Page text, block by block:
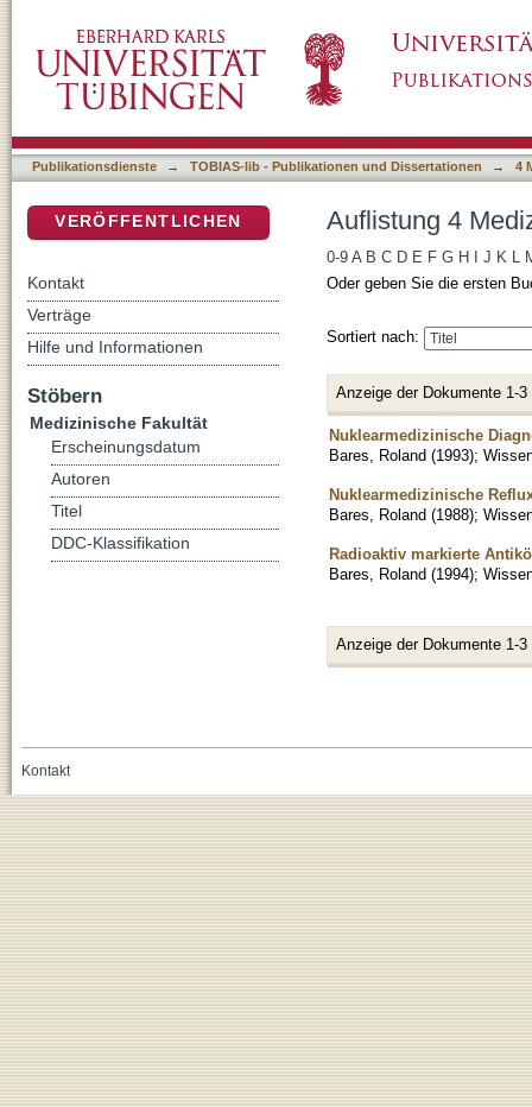
Publikationsdienste → TOBIAS-lib - Publikationen und Dissertationen → 4
Auflistung 4
0-9 A B C D E F G H J K L
Oder geben Sie die ersten
Sortiert nach:
Anzeige der Dokumente 1-3
Nuklearmedizinische
Bares, Roland (1993);
Nuklearmedizinische
Bares, Roland (1988);
Radioaktiv markierte
Bares, Roland (1994);
Anzeige der Dokumente 1-3
VERÖFFENTLICHEN
Kontakt
Verträge
Hilfe und Informationen
Stöbern
Medizinische Fakultät
Erscheinungsdatum
Autoren
Titel
DDC-Klassifikation
Kontakt